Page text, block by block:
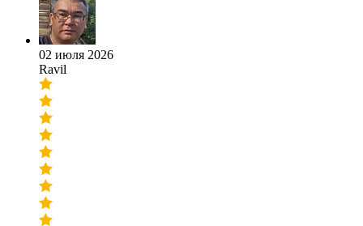
02 июля 2026
Ravil